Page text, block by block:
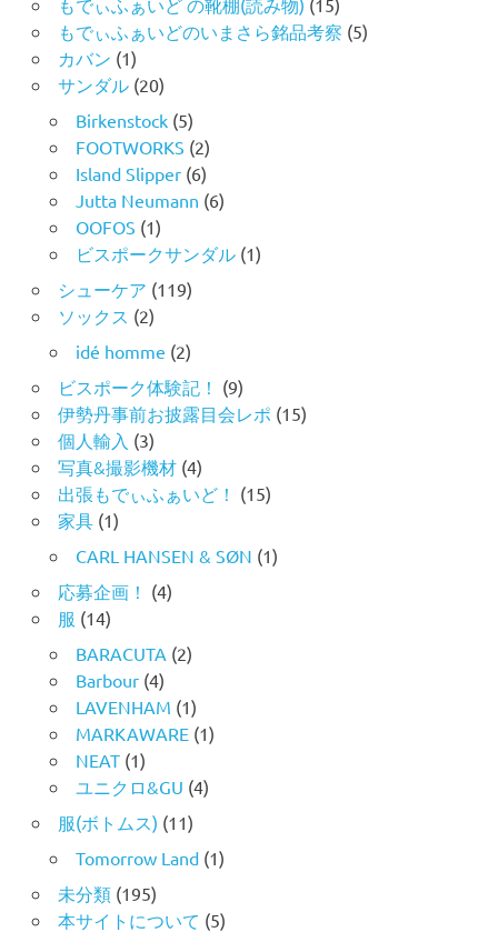
もでぃふぁいどのいまさら銘品考察 (5)
カバン (1)
サンダル(20)
Birkenstock(5)
FOOTWORKS (2)
Island Slipper(6)
Jutta Neumann (6)
OOFOS (1)
ビスポークサンダル(1)
シューケア (119)
ソックス (2)
idé homme (2)
ビスポーク体験記！ (9)
伊勢丹事前お披露目会レポ (15)
個人輸入 (3)
写真&撮影機材(4)
出張もでぃふぁいど！ (15)
家具(1)
CARL HANSEN & SØN (1)
応募企画！ (4)
服 (14)
BARACUTA (2)
Barbour(4)
LAVENHAM (1)
MARKAWARE(1)
NEAT(1)
ユニクロ&GU (4)
服(ボトムス) (11)
Tomorrow Land(1)
未分類(195)
本サイトについて (5)